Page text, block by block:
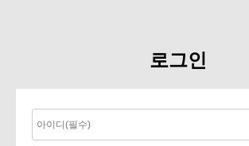
로그인